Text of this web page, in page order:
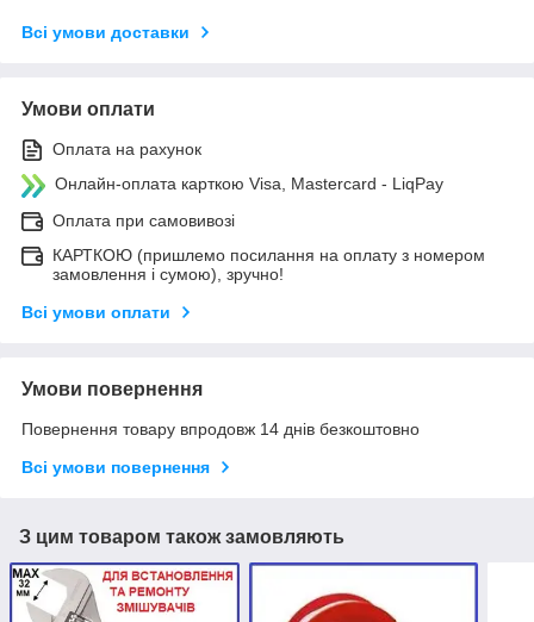
Всі умови доставки
Умови оплати
Оплата на рахунок
Онлайн-оплата карткою Visa, Mastercard - LiqPay
Оплата при самовивозі
КАРТКОЮ (пришлемо посилання на оплату з номером
замовлення і сумою), зручно!
Всі умови оплати
Умови повернення
Повернення товару впродовж 14 днів безкоштовно
Всі умови повернення
З цим товаром також замовляють